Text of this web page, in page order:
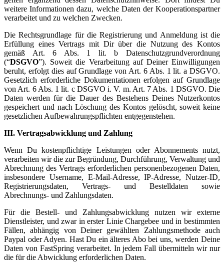
weitere Informationen dazu, welche Daten der Kooperationspartner
verarbeitet und zu welchen Zwecken.
Die Rechtsgrundlage für die Registrierung und Anmeldung ist die
Erfüllung eines Vertrags mit Dir über die Nutzung des Kontos
gemäß Art. 6 Abs. 1 lit. b Datenschutzgrundverordnung
(“DSGVO”). Soweit die Verarbeitung auf Deiner Einwilligungen
beruht, erfolgt dies auf Grundlage von Art. 6 Abs. 1 lit. a DSGVO.
Gesetzlich erforderliche Dokumentationen erfolgen auf Grundlage
von Art. 6 Abs. 1 lit. c DSGVO i. V. m. Art. 7 Abs. 1 DSGVO. Die
Daten werden für die Dauer des Bestehens Deines Nutzerkontos
gespeichert und nach Löschung des Kontos gelöscht, soweit keine
gesetzlichen Aufbewahrungspflichten entgegenstehen.
III. Vertragsabwicklung und Zahlung
Wenn Du kostenpflichtige Leistungen oder Abonnements nutzt,
verarbeiten wir die zur Begründung, Durchführung, Verwaltung und
Abrechnung des Vertrags erforderlichen personenbezogenen Daten,
insbesondere Username, E-Mail-Adresse, IP-Adresse, Nutzer-ID,
Registrierungsdaten, Vertrags- und Bestelldaten sowie
Abrechnungs- und Zahlungsdaten.
Für die Bestell- und Zahlungsabwicklung nutzen wir externe
Dienstleister, und zwar in erster Linie Chargebee und in bestimmten
Fällen, abhängig von Deiner gewählten Zahlungsmethode auch
Paypal oder Adyen. Hast Du ein älteres Abo bei uns, werden Deine
Daten von FastSpring verarbeitet. In jedem Fall übermitteln wir nur
die für die Abwicklung erforderlichen Daten.